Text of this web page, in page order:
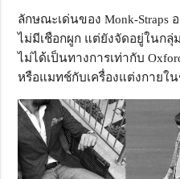
ลักษณะเด่นของ Monk-Straps
ไม่มีเชือกผูก แต่ยังจัดอยู่ในกลุ่
ไม่ได้เป็นทางการเท่ากับ
หรือแมทช์กับเครื่องแต่งกายใ